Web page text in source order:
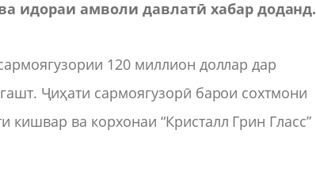
идораи амволи давлатӣ хабар доданд.
120 миллион доллар дар
Ҷиҳати сармоягузорӣ барои сохтмони
ва корхонаи “Кристалл Грин Гласс”